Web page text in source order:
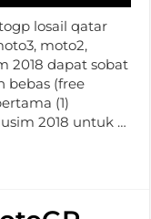
losail qatar
moto2,
2018 dapat sobat
bebas (free
(1)
2018 untuk …